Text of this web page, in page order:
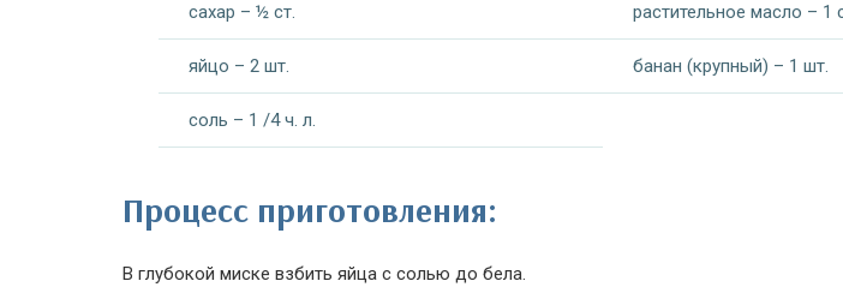
сахар – ½ ст.
яйцо – 2 шт.
соль – 1 /4 ч. л.
растительное масло – 1
банан (крупный) – 1 шт.
Процесс приготовления:
В глубокой миске взбить яйца с солью до бела.